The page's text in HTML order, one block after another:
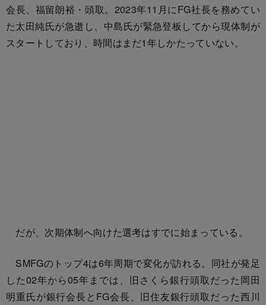
会長、福留朗裕・頭取。2023年11月にFG社長を務めてい
た太田純氏が急逝し、中島氏が緊急登板してから現体制が
スタートしており、時間はまだ1年しかたっていない。
だが、次期体制へ向けた選考はすでに始まっている。
SMFGのトップ4は6年周期で変化が訪れる。同社が発足
した02年から05年までは、旧さくら銀行頭取だった岡田
明重氏が銀行会長とFG会長、旧住友銀行頭取だった西川